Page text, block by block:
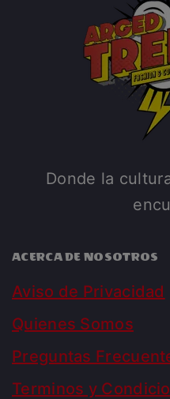
Donde la
ACERCA DE NOSOTROS
Aviso de Privacidad
Quienes Somos
Preguntas
Terminos y